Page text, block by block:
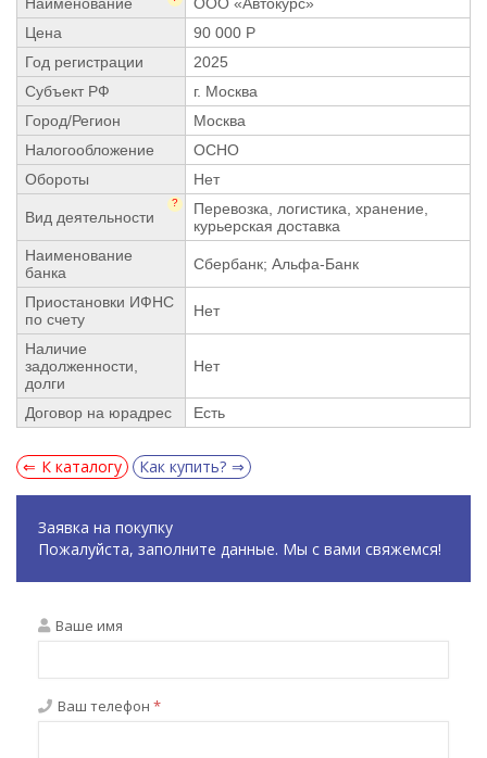
Цена
90 000 Р
Год регистрации
2025
Субъект РФ
г. Москва
Город/Регион
Москва
Налогообложение
ОСНО
Обороты
Нет
Вид деятельности
?
Перевозка, логистика, хранение,
курьерская доставка
Наименование
банка
Сбербанк; Альфа-Банк
Приостановки ИФНС
по счету
Нет
Наличие
задолженности,
долги
Нет
Договор на юрадрес Есть
К каталогу Как купить?
Заявка на покупку
Пожалуйста, заполните данные. Мы с вами свяжемся!
Ваше имя
Ваш телефон *